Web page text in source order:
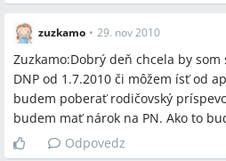
zuzkamo • 29. nov 2010
Zuzkamo:Dobrý deň chcela by
DNP od 1.7.2010 či môžem ísť od
budem poberať rodičovský
budem mať nárok na PN. Ako to
Odpovedz